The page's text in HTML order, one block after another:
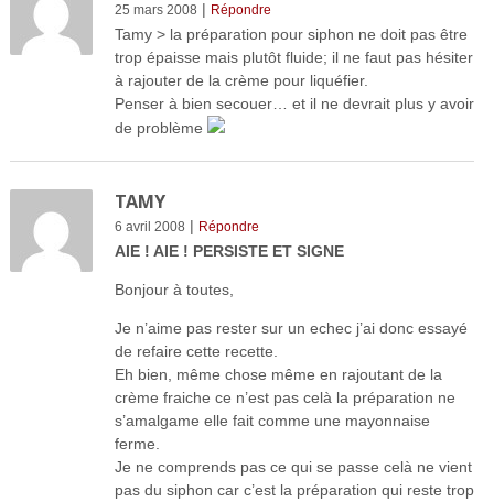
25 mars 2008 | Répondre
Tamy > la préparation pour siphon ne doit pas être
trop épaisse mais plutôt fluide; il ne faut pas hésiter
à rajouter de la crème pour liquéfier.
Penser à bien secouer… et il ne devrait plus y avoir
de problème
TAMY
6 avril 2008 | Répondre
AIE ! AIE ! PERSISTE ET SIGNE
Bonjour à toutes,
Je n’aime pas rester sur un echec j’ai donc essayé
de refaire cette recette.
Eh bien, même chose même en rajoutant de la
crème fraiche ce n’est pas celà la préparation ne
s’amalgame elle fait comme une mayonnaise
ferme.
Je ne comprends pas ce qui se passe celà ne vient
pas du siphon car c’est la préparation qui reste trop